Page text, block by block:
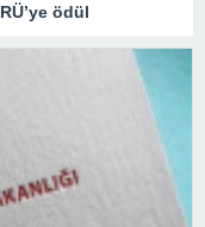
ödül